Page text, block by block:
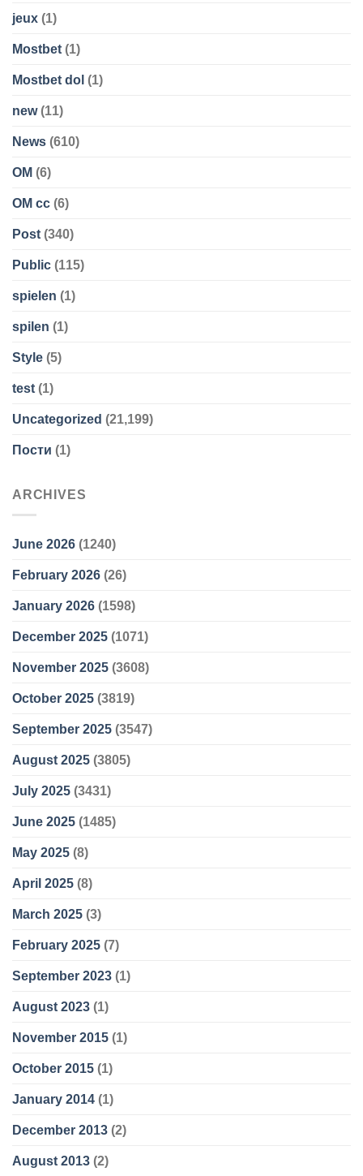
jeux (1)
Mostbet (1)
Mostbet dol (1)
new(11)
News (610)
OM (6)
OM cc (6)
Post (340)
Public (115)
spielen (1)
spilen (1)
Style (5)
test (1)
Uncategorized (21,199)
Пости (1)
ARCHIVES
June 2026 (1240)
February 2026 (26)
January 2026 (1598)
December 2025 (1071)
November 2025 (3608)
October 2025 (3819)
September 2025 (3547)
August 2025 (3805)
July 2025 (3431)
June 2025 (1485)
May 2025 (8)
April 2025 (8)
March 2025 (3)
February 2025 (7)
September 2023 (1)
August 2023 (1)
November 2015 (1)
October 2015 (1)
January 2014 (1)
December 2013 (2)
August 2013 (2)